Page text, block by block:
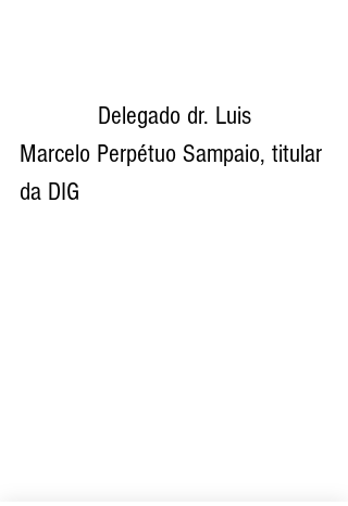
Marcelo Perpétuo Sampaio, titular
da DIG